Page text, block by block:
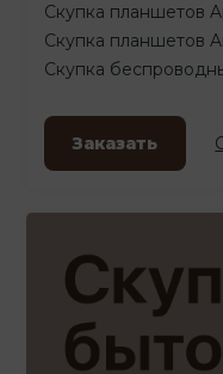
Скупка планшетов
Скупка планшетов
Скупка
Заказать